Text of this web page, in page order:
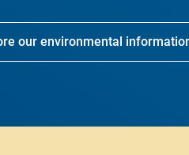
our environmental